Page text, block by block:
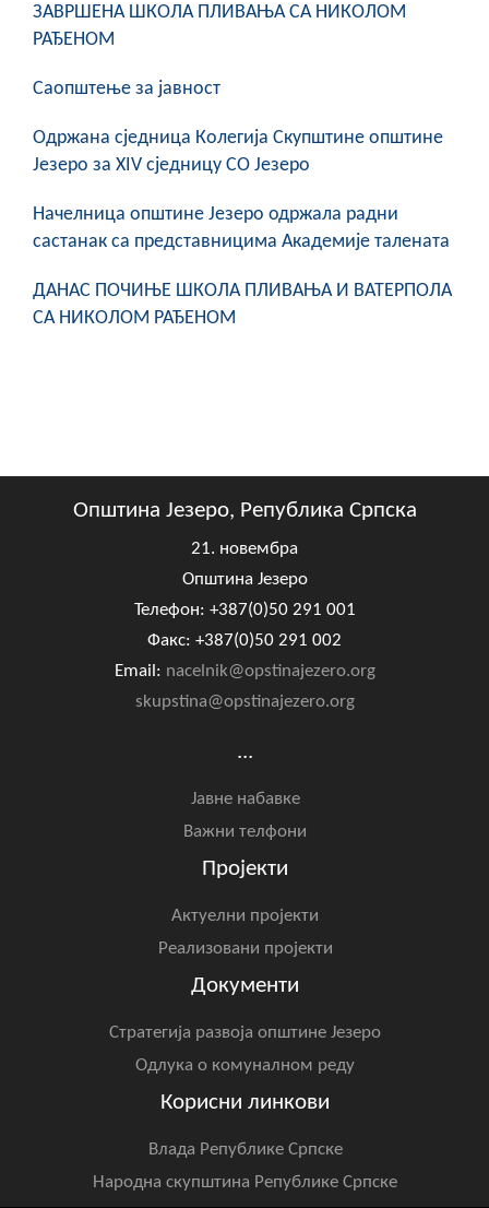
ЗАВРШЕНА ШКОЛА ПЛИВАЊА СА НИКОЛОМ
РАЂЕНОМ
Саопштење за јавност
Oдржана сједница Колегија Скупштине општине
Језеро за XIV сједницу СО Језеро
Начелница општине Језеро одржала радни
састанак са представницима Академије талената
ДАНАС ПОЧИЊЕ ШКОЛА ПЛИВАЊА И ВАТЕРПОЛА
СА НИКОЛОМ РАЂЕНОМ
Општина Језеро, Република Српска
21. новембра
Општина Језеро
Телефон: +387(0)50 291 001
Факс: +387(0)50 291 002
Email: nacelnik@opstinajezero.org
skupstina@opstinajezero.org
...
Јавне набавке
Важни телфони
Пројекти
Актуелни пројекти
Реализовани пројекти
Документи
Стратегија развоја општине Језеро
Одлука о комуналном реду
Корисни линкови
Влада Републике Српске
Народна скупштина Републике Српске